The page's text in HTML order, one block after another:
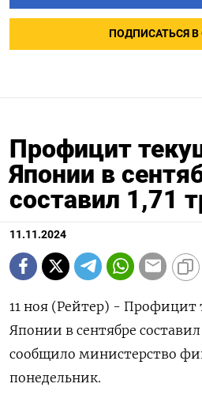
ПОДПИСАТЬСЯ В
Профицит
Японии в
составил 1,71
11.11.2024
11 ноя (Рейтер) - Профицит
Японии в сентябре
сообщило министерство
понедельник.